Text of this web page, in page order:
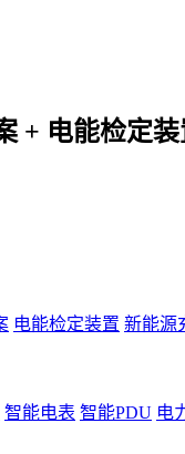
+ 电能检定
电能检定装置 新能源
智能电表 智能PDU 电